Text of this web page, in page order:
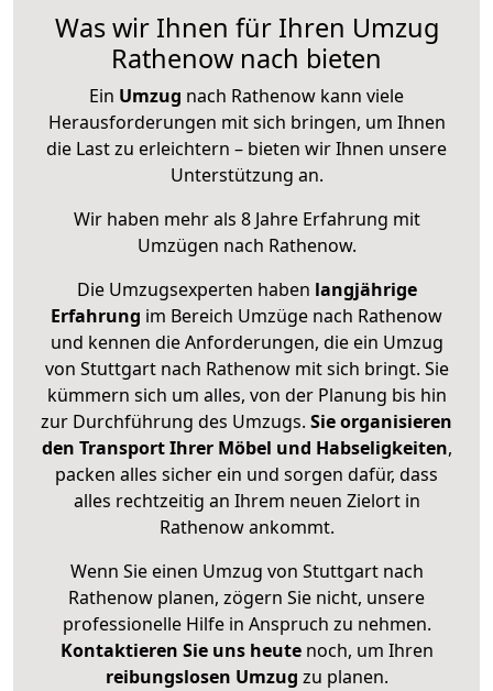
Was wir Ihnen für Ihren Umzug
Rathenow nach bieten
Ein Umzug nach Rathenow kann viele
Herausforderungen mit sich bringen, um Ihnen
die Last zu erleichtern – bieten wir Ihnen unsere
Unterstützung an.
Wir haben mehr als 8 Jahre Erfahrung mit
Umzügen nach Rathenow.
Die Umzugsexperten haben langjährige
Erfahrung im Bereich Umzüge nach Rathenow
und kennen die Anforderungen, die ein Umzug
von Stuttgart nach Rathenow mit sich bringt. Sie
kümmern sich um alles, von der Planung bis hin
zur Durchführung des Umzugs. Sie organisieren
den Transport Ihrer Möbel und Habseligkeiten,
packen alles sicher ein und sorgen dafür, dass
alles rechtzeitig an Ihrem neuen Zielort in
Rathenow ankommt.
Wenn Sie einen Umzug von Stuttgart nach
Rathenow planen, zögern Sie nicht, unsere
professionelle Hilfe in Anspruch zu nehmen.
Kontaktieren Sie uns heutenoch, um Ihren
reibungslosen Umzug zu planen.